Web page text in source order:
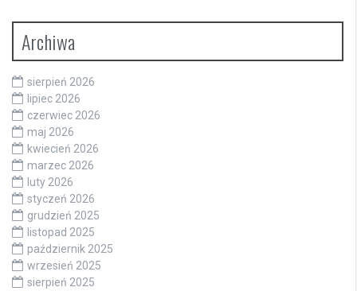
Archiwa
sierpień 2026
lipiec 2026
czerwiec 2026
maj 2026
kwiecień 2026
marzec 2026
luty 2026
styczeń 2026
grudzień 2025
listopad 2025
październik 2025
wrzesień 2025
sierpień 2025